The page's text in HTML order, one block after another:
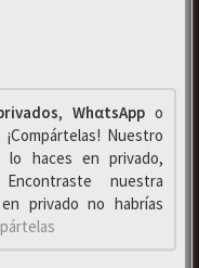
, WhαtsAppo
Nuestro
lo haces en privado,
nuestra
privado no habrías